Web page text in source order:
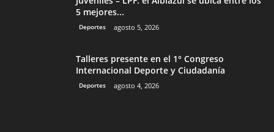
5 mejores...
Deportes agosto 5, 2026
Talleres presente en el 1° Congreso
Internacional Deporte y Ciudadanía
Deportes agosto 4, 2026